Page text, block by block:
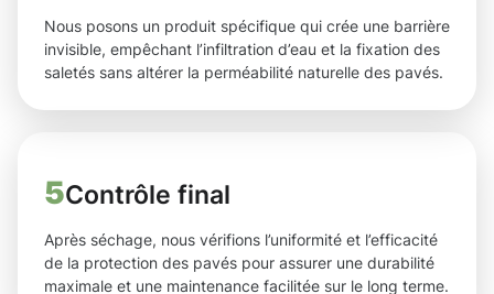
Nous posons un produit spécifique qui crée une barrière
invisible, empêchant l’infiltration d’eau et la fixation des
saletés sans altérer la perméabilité naturelle des pavés.
5Contrôle final
Après séchage, nous vérifions l’uniformité et l’efficacité
de la protection des pavés pour assurer une durabilité
maximale et une maintenance facilitée sur le long terme.